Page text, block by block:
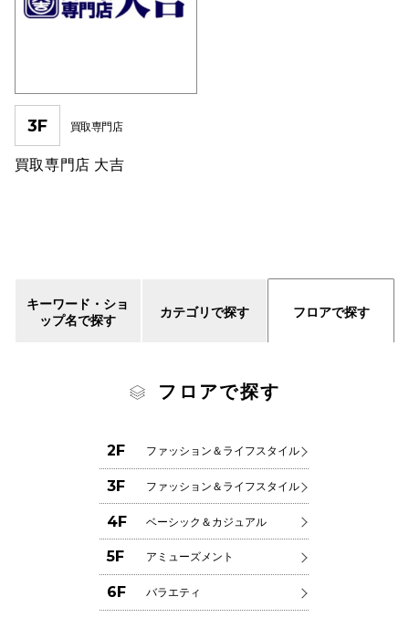
3F 買取専門店
買取専門店 大吉
キーワード・ショ
ップ名で探す
カテゴリで探す フロアで探す
フロアで探す
2F ファッション＆ライフスタイル
3F ファッション＆ライフスタイル
4F ベーシック＆カジュアル
5F アミューズメント
6F バラエティ